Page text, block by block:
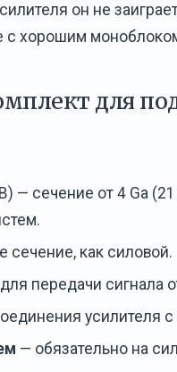
он не
с хорошим
для
— сечение от 4 Ga
сечение, как силовой.
передачи сигнала
усилителя
— обязательно на